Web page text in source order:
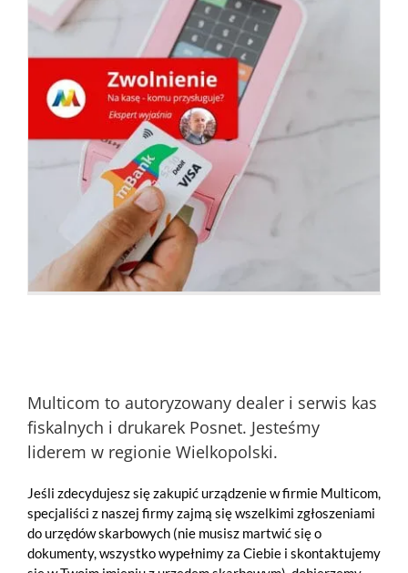
Multicom to autoryzowany dealer i serwis kas
fiskalnych i drukarek Posnet. Jesteśmy
liderem w regionie Wielkopolski.
Jeśli zdecydujesz się zakupić urządzenie w firmie Multicom,
specjaliści z naszej firmy zajmą się wszelkimi zgłoszeniami
do urzędów skarbowych (nie musisz martwić się o
dokumenty, wszystko wypełnimy za Ciebie i skontaktujemy